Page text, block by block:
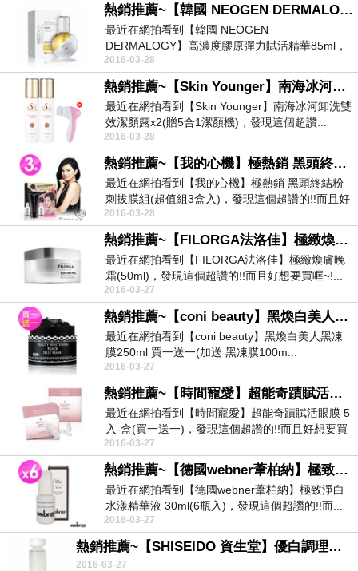
熱銷推薦~【韓國 NEOGEN DERMALOGY】高濃度膠原彈力賦活精華85ml
最近在網拍看到【韓國 NEOGEN
DERMALOGY】高濃度膠原彈力賦活精華85ml，
發現這個超讚...
2016-03-28
熱銷推薦~【Skin Younger】南海冰河卸洗雙效潔顏露x2(贈5合1潔顏機)
最近在網拍看到【Skin Younger】南海冰河卸洗雙
效潔顏露x2(贈5合1潔顏機)，發現這個超讚...
2016-03-28
熱銷推薦~【我的心機】極熱銷 黑頭終結粉刺拔膜組(超值組3盒入)
最近在網拍看到【我的心機】極熱銷 黑頭終結粉
刺拔膜組(超值組3盒入)，發現這個超讚的!!而且好
想要買...
2016-03-28
熱銷推薦~【FILORGA法洛佳】極緻煥膚晚霜(50ml)
最近在網拍看到【FILORGA法洛佳】極緻煥膚晚
霜(50ml)，發現這個超讚的!!而且好想要買喔~!...
2016-03-27
熱銷推薦~【coni beauty】黑煥白美人黑凍膜250ml 買一送一(加送 黑凍膜100ml)
最近在網拍看到【coni beauty】黑煥白美人黑凍
膜250ml 買一送一(加送 黑凍膜100m...
2016-03-27
熱銷推薦~【時間寵愛】超能奇蹟賦活眼膜 5入-盒(買一送一)
最近在網拍看到【時間寵愛】超能奇蹟賦活眼膜 5
入-盒(買一送一)，發現這個超讚的!!而且好想要買
喔~...
2016-03-27
熱銷推薦~【德國webner葦柏納】極致淨白水漾精華液 30ml(6瓶入)
最近在網拍看到【德國webner葦柏納】極致淨白
水漾精華液 30ml(6瓶入)，發現這個超讚的!!而...
2016-03-27
熱銷推薦~【SHISEIDO 資生堂】優白調理露(150ml)
2016-03-27